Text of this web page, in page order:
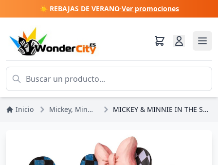
☀️ REBAJAS DE VERANO·Ver promociones
Inicio Mickey, Minnie, Pluto, Goofy MICKEY & MINNIE IN THE SWAN - DISNEY TRADITIONS